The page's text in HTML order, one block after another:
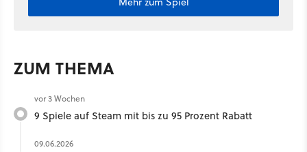
ZUM THEMA
vor 3 Wochen
9 Spiele auf Steam mit bis zu 95 Prozent Rabatt
09.06.2026